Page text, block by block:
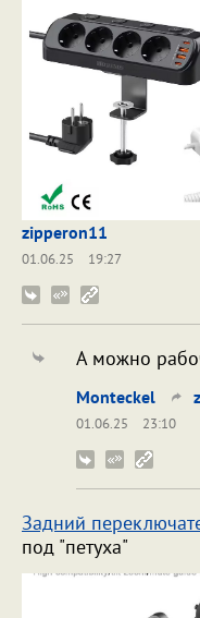
zipperon11
01.06.25
19:27
А можно
Monteckel
01.06.25
23:10
Задний
под "петуха"